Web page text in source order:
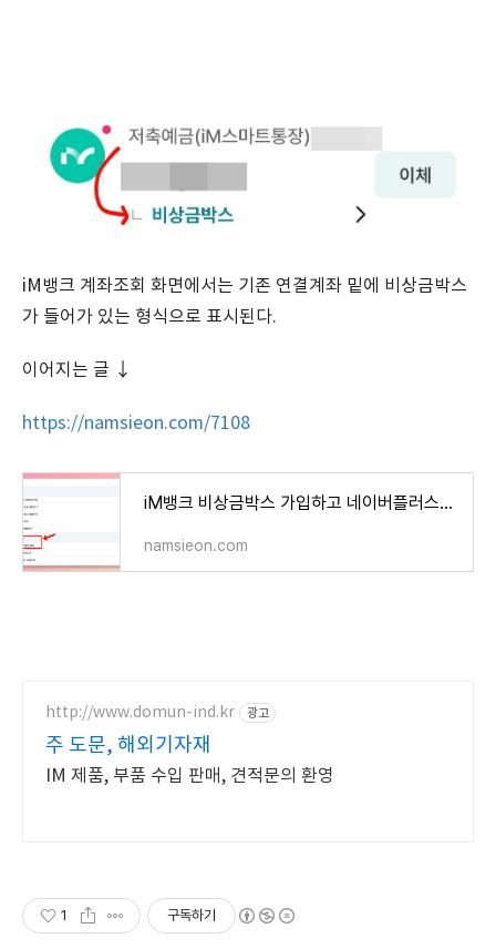
iM뱅크 계좌조회 화면에서는 기존 연결계좌 밑에 비상금박스
가 들어가 있는 형식으로 표시된다.
이어지는 글 ↓
https://namsieon.com/7108
iM뱅크 비상금박스 가입하고 네이버플러스멤버십 캐시백 받기 위해 결제 계좌 변경하기 (실제 경
namsieon.com
http://www.domun-ind.kr 광고
주 도문, 해외기자재
IM 제품, 부품 수입 판매, 견적문의 환영
1 구독하기